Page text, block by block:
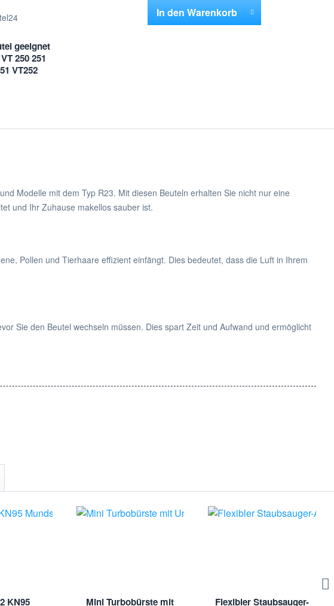
geeignet
250 251
VT252
In den Warenkorb
Modelle mit dem Typ R23. Mit diesen Beuteln erhalten Sie nicht nur eine
und Ihr Zuhause makellos sauber ist.
Pollen und Tierhaare effizient einfängt. Dies bedeutet, dass die Luft in Ihrem
Sie den Beutel wechseln müssen. Dies spart Zeit und Aufwand und ermöglicht
KN95
Mini Turbobürste mit
Flexibler Staubsauger-